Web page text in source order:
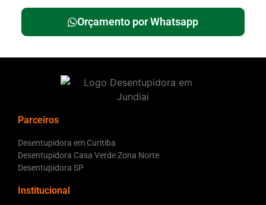
Orçamento por Whatsapp
Parceiros
Desentupidora em Curitiba
Desentupidora Casa Verde Zona Norte
Desentupidora SP
Institucional